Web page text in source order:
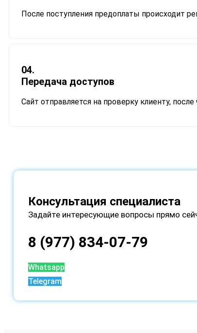
После поступления предоплаты происходит
04.
Передача доступов
Сайт отправляется на проверку клиенту,
Консультация специалиста
Задайте интересующие вопросы прямо
8 (977) 834-07-79
Whatsapp
Telegram